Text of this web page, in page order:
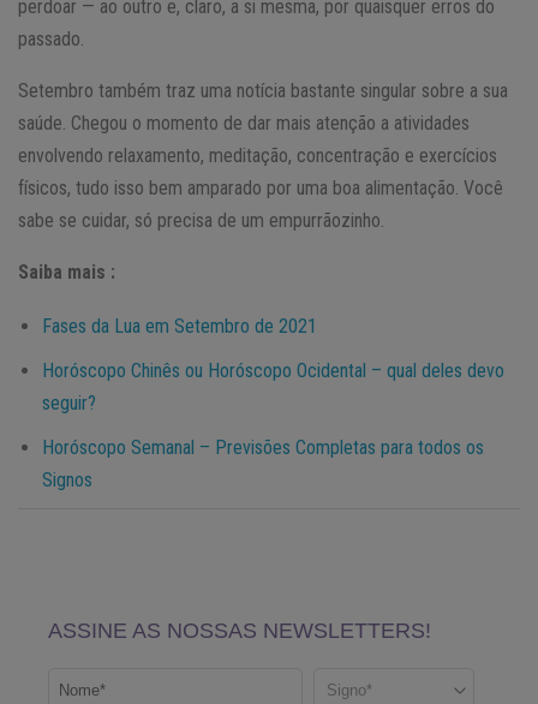
perdoar — ao outro e, claro, a si mesma, por quaisquer erros do
passado.
Setembro também traz uma notícia bastante singular sobre a sua
saúde. Chegou o momento de dar mais atenção a atividades
envolvendo relaxamento, meditação, concentração e exercícios
físicos, tudo isso bem amparado por uma boa alimentação. Você
sabe se cuidar, só precisa de um empurrãozinho.
Saiba mais :
Fases da Lua em Setembro de 2021
Horóscopo Chinês ou Horóscopo Ocidental – qual deles devo
seguir?
Horóscopo Semanal – Previsões Completas para todos os
Signos